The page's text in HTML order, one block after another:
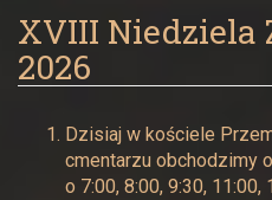
XVIII Niedziela
2026
Dzisiaj w kościele
cmentarzu obchodzimy
o 7:00, 8:00, 9:30, 11:00,